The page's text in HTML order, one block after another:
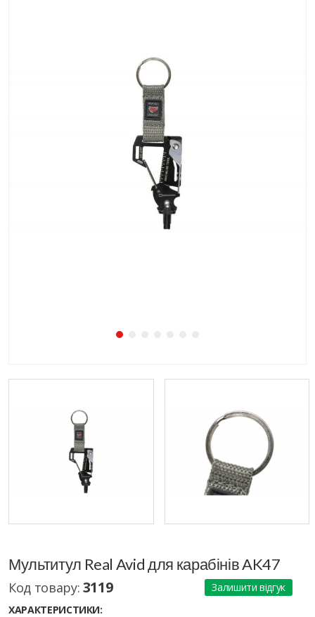
Мультитул Real Avid для карабінів AK47
Код товару: 3119
Залишити відгук
ХАРАКТЕРИСТИКИ: